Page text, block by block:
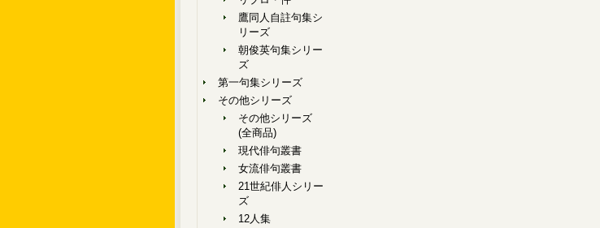
鷹同人自註句集シ
リーズ
朝俊英句集シリー
ズ
第一句集シリーズ
その他シリーズ
その他シリーズ
(全商品)
現代俳句叢書
女流俳句叢書
21世紀俳人シリー
ズ
12人集